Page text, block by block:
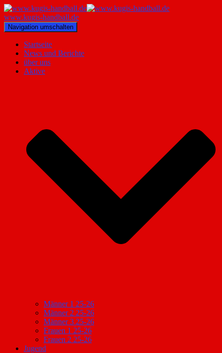
www.kugis-handball.de
Navigation umschalten
Startseite
News und Berichte
über uns
Aktive
Männer 1 25-26
Männer 2 25-26
Männer 3 25-26
Frauen 1 25-26
Frauen 2 25-26
Jugend